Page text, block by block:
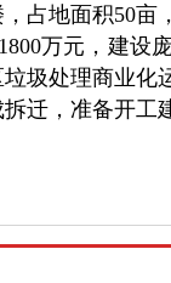
占地面积50
万元，建设
圾处理商业
迁，准备开工